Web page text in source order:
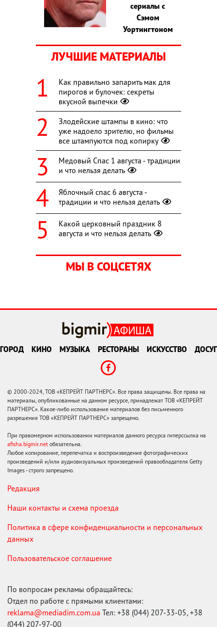
сериалы с
Сэмом
Уортингтоном
ЛУЧШИЕ МАТЕРИАЛЫ
Как правильно запарить мак для
пирогов и булочек: секреты
вкусной выпечки
Злодейские штампы в кино: что
уже надоело зрителю, но фильмы
все штампуются под копирку
Медовый Спас 1 августа - традиции
и что нельзя делать
Яблочный спас 6 августа -
традиции и что нельзя делать
Какой церковный праздник 8
августа и что нельзя делать
МЫ В СОЦСЕТЯХ
ГОРОД КИНО МУЗЫКА РЕСТОРАНЫ ИСКУССТВО ДОСУГ
© 2000-2024, ТОВ «КЕПРЕЙТ ПАРТНЕРС». Все права защищены. Все права на
материалы, опубликованные на данном ресурсе, принадлежат ТОВ «КЕПРЕЙТ
ПАРТНЕРС». Какое-либо использование материалов без письменного
разрешения ТОВ «КЕПРЕЙТ ПАРТНЕРС» запрещено.
При правомерном использовании материалов данного ресурса гиперссылка на
afisha.bigmir.net обязательна.
Любое копирование, перепечатка и воспроизведение фотографических
произведений и/или аудиовизуальных произведений правообладателя Getty
Images - строго запрещено.
Редакция
Наши контакты и схема проезда
Политика в сфере конфиденциальности и персональных
данных
Пользовательское соглашение
По вопросам рекламы обращайтесь:
Отдел по работе с прямыми клиентами:
reklama@mediadim.com.ua Тел: +38 (044) 207-33-05, +38
(044) 207-97-00